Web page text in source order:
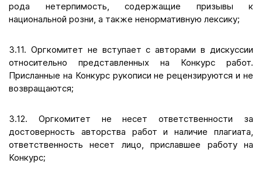
рода нетерпимость, содержащие призывы к
национальной розни, а также ненормативную лексику;
3.11. Оргкомитет не вступает с авторами в дискуссии
относительно представленных на Конкурс работ.
Присланные на Конкурс рукописи не рецензируются и не
возвращаются;
3.12. Оргкомитет не несет ответственности за
достоверность авторства работ и наличие плагиата,
ответственность несет лицо, приславшее работу на
Конкурс;